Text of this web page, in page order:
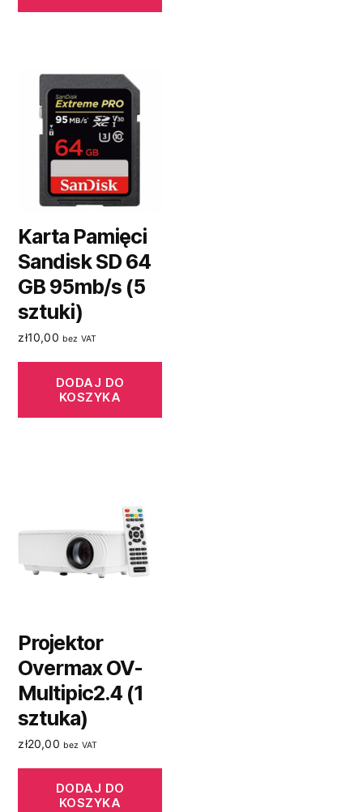
Karta Pamięci
Sandisk SD 64
GB 95mb/s (5
sztuki)
zł10,00 bez VAT
DODAJ DO
KOSZYKA
Projektor
Overmax OV-
Multipic2.4 (1
sztuka)
zł20,00 bez VAT
DODAJ DO
KOSZYKA